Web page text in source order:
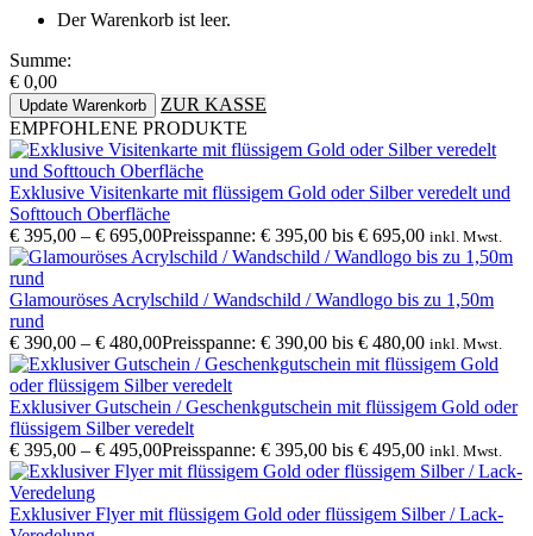
Der Warenkorb ist leer.
Summe:
€ 0,00
Update Warenkorb
ZUR KASSE
EMPFOHLENE PRODUKTE
Exklusive Visitenkarte mit flüssigem Gold oder Silber veredelt und
Softtouch Oberfläche
€ 395,00 – € 695,00Preisspanne: € 395,00 bis € 695,00 inkl. Mwst.
Glamouröses Acrylschild / Wandschild / Wandlogo bis zu 1,50m
rund
€ 390,00 – € 480,00Preisspanne: € 390,00 bis € 480,00 inkl. Mwst.
Exklusiver Gutschein / Geschenkgutschein mit flüssigem Gold oder
flüssigem Silber veredelt
€ 395,00 – € 495,00Preisspanne: € 395,00 bis € 495,00 inkl. Mwst.
Exklusiver Flyer mit flüssigem Gold oder flüssigem Silber / Lack-